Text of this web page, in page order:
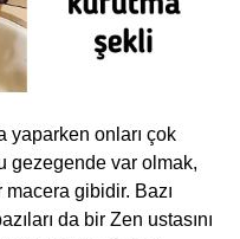
yaparken onları çok
gezegende var olmak,
gibidir. Bazı
da bir Zen ustasını